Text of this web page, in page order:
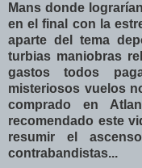
Mans donde
en el final con la
aparte del tema
turbias maniobras
gastos todos
misteriosos vuelos
comprado en
recomendado este
resumir el
contrabandistas...